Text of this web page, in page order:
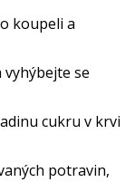
koupeli a
se
cukru v krvi
potravin,